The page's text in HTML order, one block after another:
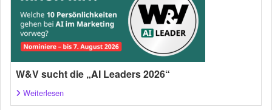
W&V sucht die „AI Leaders 2026“
Weiterlesen